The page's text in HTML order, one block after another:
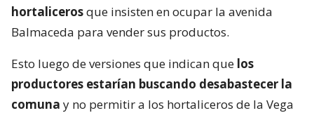
hortalicerosque insisten en ocupar la avenida
Balmaceda para vender sus productos.
Esto luego de versiones que indican que los
productores estarían buscando desabastecer la
comuna y no permitir a los hortaliceros de la Vega